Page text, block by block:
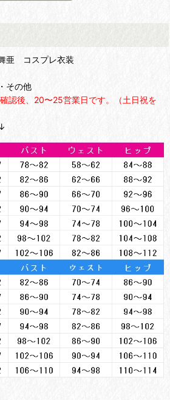
亜 コスプレ衣装
その他
認後、20〜25営業日です。（土日祝を